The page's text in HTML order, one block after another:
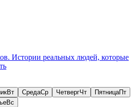
Истории реальных людей, которые
Вт СредаСр ЧетвергЧт ПятницаПт
Вс